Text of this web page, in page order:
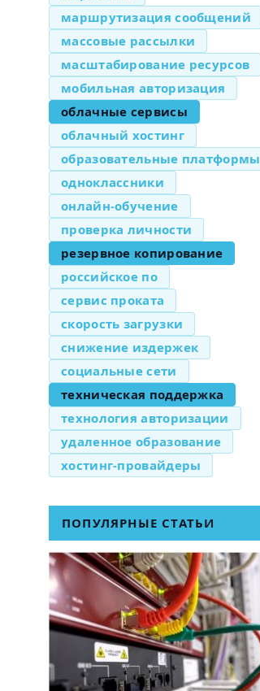
маршрутизация сообщений
массовые рассылки
масштабирование ресурсов
мобильная авторизация
облачные сервисы
облачный хостинг
образовательные платформы
одноклассники
онлайн-обучение
проверка личности
резервное копирование
российское по
сервис проката
скорость загрузки
снижение издержек
социальные сети
техническая поддержка
технология авторизации
удаленное образование
хостинг-провайдеры
ПОПУЛЯРНЫЕ СТАТЬИ